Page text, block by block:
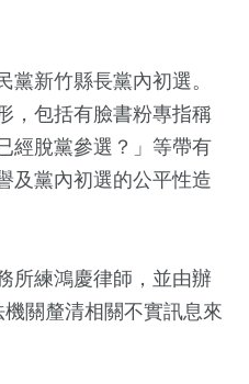
黨新竹縣長黨內初選。
，包括有臉書粉專指稱
經脫黨參選？」等帶有
及黨內初選的公平性造
所練鴻慶律師，並由辦
關釐清相關不實訊息來